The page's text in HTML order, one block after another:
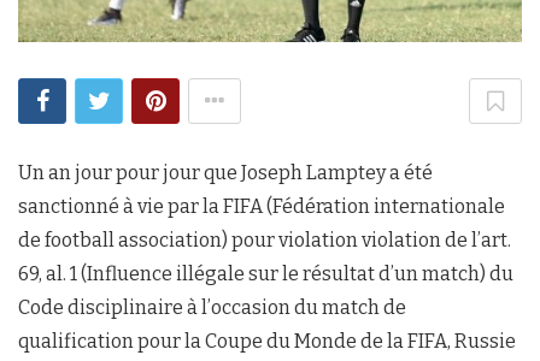
Un an jour pour jour que Joseph Lamptey a été
sanctionné à vie par la FIFA (Fédération internationale
de football association) pour violation violation de l’art.
69, al. 1 (Influence illégale sur le résultat d’un match) du
Code disciplinaire à l’occasion du match de
qualification pour la Coupe du Monde de la FIFA, Russie